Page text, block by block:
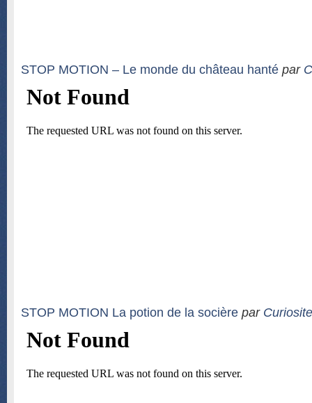
STOP MOTION – Le monde du château hanté par
STOP MOTION La potion de la socière par